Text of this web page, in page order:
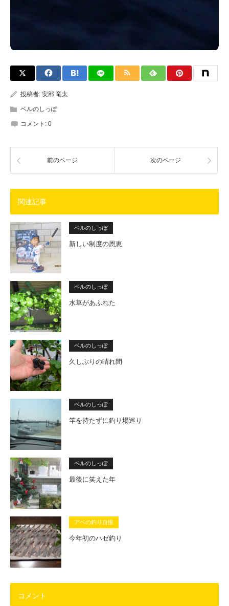
投稿者: 安部 竜太
ベルのしっぽ
コメント: 0
前のページ 次のページ
関連記事
ベルのしっぽ
新しい制度の恩恵
ベルのしっぽ
水草があふれた
ベルのしっぽ
久しぶりの晴れ間
ベルのしっぽ
竿を持たずに釣り場巡り
ベルのしっぽ
最後に笑えた年
アベの釣り自慢
今年初のハゼ釣り
コメント